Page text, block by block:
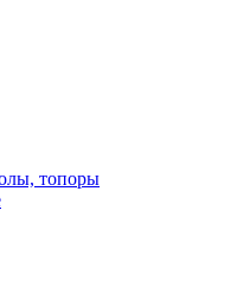
топоры